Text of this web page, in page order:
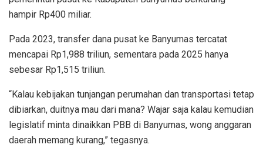
hampir Rp400 miliar.
Pada 2023, transfer dana pusat ke Banyumas tercatat
mencapai Rp1,988 triliun, sementara pada 2025 hanya
sebesar Rp1,515 triliun.
“Kalau kebijakan tunjangan perumahan dan transportasi tetap
dibiarkan, duitnya mau dari mana? Wajar saja kalau kemudian
legislatif minta dinaikkan PBB di Banyumas, wong anggaran
daerah memang kurang,” tegasnya.